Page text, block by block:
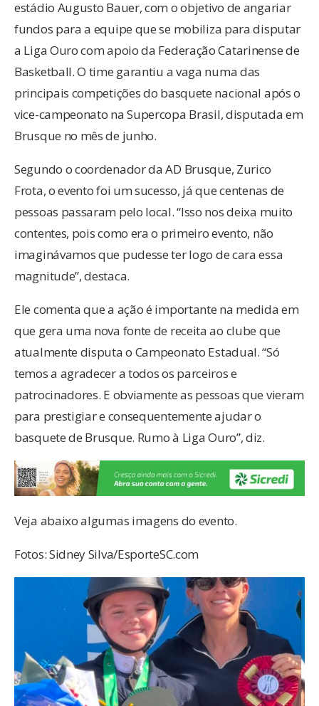
estádio Augusto Bauer, com o objetivo de angariar
fundos para a equipe que se mobiliza para disputar
a Liga Ouro com apoio da Federação Catarinense de
Basketball. O time garantiu a vaga numa das
principais competições do basquete nacional após o
vice-campeonato na Supercopa Brasil, disputada em
Brusque no mês de junho.
Segundo o coordenador da AD Brusque, Zurico
Frota, o evento foi um sucesso, já que centenas de
pessoas passaram pelo local. “Isso nos deixa muito
contentes, pois como era o primeiro evento, não
imaginávamos que pudesse ter logo de cara essa
magnitude”, destaca.
Ele comenta que a ação é importante na medida em
que gera uma nova fonte de receita ao clube que
atualmente disputa o Campeonato Estadual. “Só
temos a agradecer a todos os parceiros e
patrocinadores. E obviamente as pessoas que vieram
para prestigiar e consequentemente ajudar o
basquete de Brusque. Rumo à Liga Ouro”, diz.
Veja abaixo algumas imagens do evento.
Fotos: Sidney Silva/EsporteSC.com